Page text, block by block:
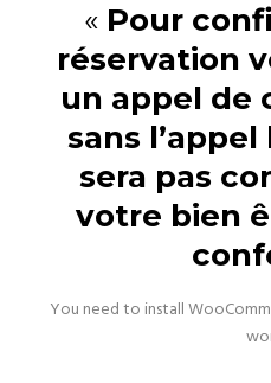
« Pour
réservation
un appel de
sans
sera pas
votre bien
You need to install